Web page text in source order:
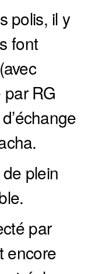
polis, il y
font
RG
plein
par
encore